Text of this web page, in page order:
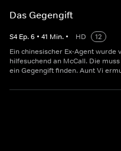
Das Gegengift
S4 Ep.6 • 41 Min. • HD
12
Ein chinesischer Ex-Agent wurde
hilfesuchend an McCall. Die
ein Gegengift finden. Aunt Vi